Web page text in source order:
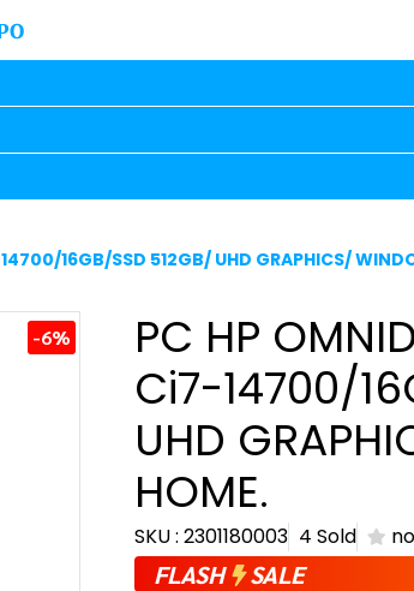
16GB/SSD 512GB/ UHD GRAPHICS/
-6%
PC HP
Ci7-14700/
UHD
HOME.
SKU : 2301180003 4 Sold
FLASH SALE